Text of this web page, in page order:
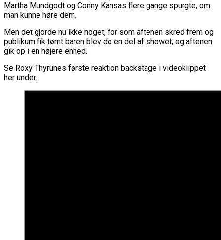
Martha Mundgodt og Conny Kansas flere gange spurgte, om
man kunne høre dem.
Men det gjorde nu ikke noget, for som aftenen skred frem og
publikum fik tømt baren blev de en del af showet, og aftenen
gik op i en højere enhed.
Se Roxy Thyrunes første reaktion backstage i videoklippet
her under.